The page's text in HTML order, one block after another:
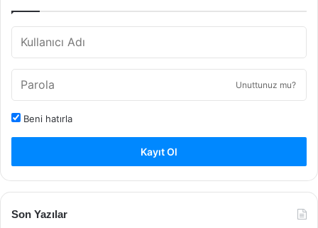
Unuttunuz mu?
Beni hatırla
Kayıt Ol
Son Yazılar